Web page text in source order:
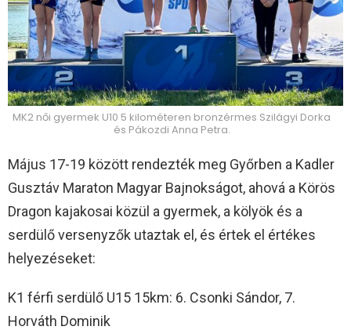
MK2 női gyermek U10 5 kilométeren bronzérmes Szilágyi Dorka
és Pákozdi Anna Petra.
Május 17-19 között rendezték meg Győrben a Kadler
Gusztáv Maraton Magyar Bajnokságot, ahová a Körös
Dragon kajakosai közül a gyermek, a kölyök és a
serdülő versenyzők utaztak el, és értek el értékes
helyezéseket:
K1 férfi serdülő U15 15km: 6. Csonki Sándor, 7.
Horváth Dominik